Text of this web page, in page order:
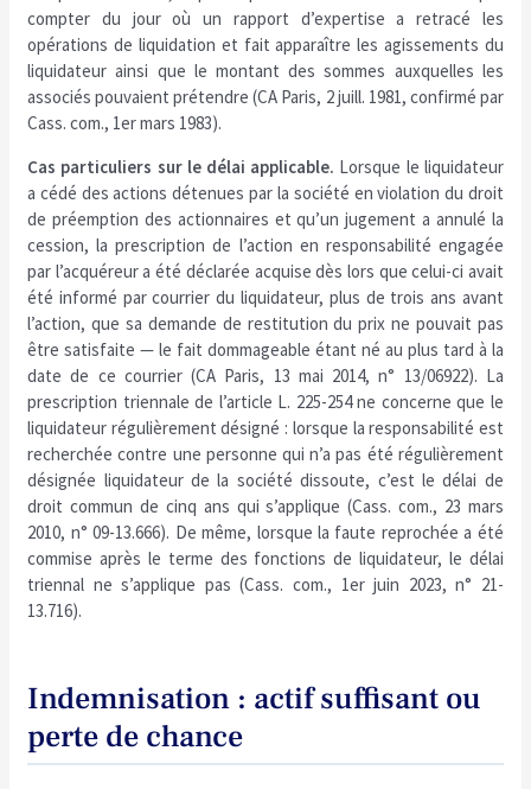
compter du jour où un rapport d’expertise a retracé les
opérations de liquidation et fait apparaître les agissements du
liquidateur ainsi que le montant des sommes auxquelles les
associés pouvaient prétendre (CA Paris, 2 juill. 1981, confirmé par
Cass. com., 1er mars 1983).
Cas particuliers sur le délai applicable. Lorsque le liquidateur
a cédé des actions détenues par la société en violation du droit
de préemption des actionnaires et qu’un jugement a annulé la
cession, la prescription de l’action en responsabilité engagée
par l’acquéreur a été déclarée acquise dès lors que celui-ci avait
été informé par courrier du liquidateur, plus de trois ans avant
l’action, que sa demande de restitution du prix ne pouvait pas
être satisfaite — le fait dommageable étant né au plus tard à la
date de ce courrier (CA Paris, 13 mai 2014, n° 13/06922). La
prescription triennale de l’article L. 225-254 ne concerne que le
liquidateur régulièrement désigné : lorsque la responsabilité est
recherchée contre une personne qui n’a pas été régulièrement
désignée liquidateur de la société dissoute, c’est le délai de
droit commun de cinq ans qui s’applique (Cass. com., 23 mars
2010, n° 09-13.666). De même, lorsque la faute reprochée a été
commise après le terme des fonctions de liquidateur, le délai
triennal ne s’applique pas (Cass. com., 1er juin 2023, n° 21-
13.716).
Indemnisation : actif suffisant ou
perte de chance